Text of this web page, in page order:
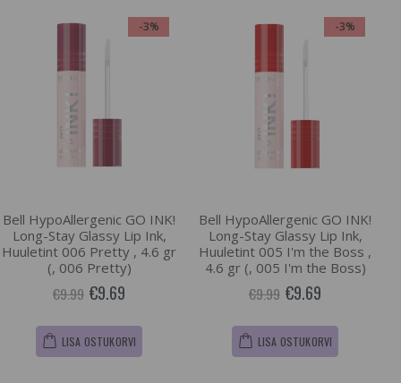
-3%
Bell HypoAllergenic GO INK!
Long-Stay Glassy Lip Ink,
Huuletint 006 Pretty , 4.6 gr
(, 006 Pretty)
€9.99 €9.69
LISA OSTUKORVI
-3%
Bell HypoAllergenic GO INK!
Long-Stay Glassy Lip Ink,
Huuletint 005 I'm the Boss ,
4.6 gr (, 005 I'm the Boss)
€9.99 €9.69
LISA OSTUKORVI